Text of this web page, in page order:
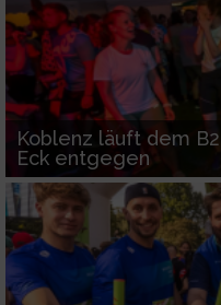
Koblenz läuft dem
Eck entgegen